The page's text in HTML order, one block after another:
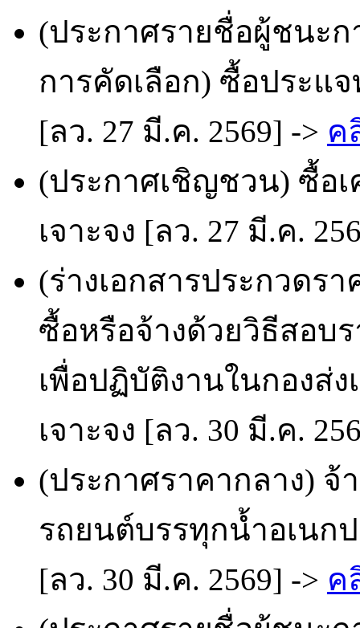
(ประกาศรายชื่อผู้ชนะก
การคัดเลือก) ซื้อประแ
[ลว. 27 มี.ค. 2569] -> ค
(ประกาศเชิญชวน) ซื้อเ
เจาะจง [ลว. 27 มี.ค.
(ร่างเอกสารประกวดรา
ซื้อหรือจ้างด้วยวิธีสอบ
เพื่อปฏิบัติงานในกองส่ง
เจาะจง [ลว. 30 มี.ค.
(ประกาศราคากลาง)
รถยนต์บรรทุกน้ำอเนกป
[ลว. 30 มี.ค. 2569] -> ค